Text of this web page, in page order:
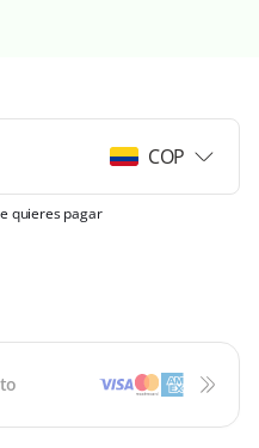
COP
quieres pagar